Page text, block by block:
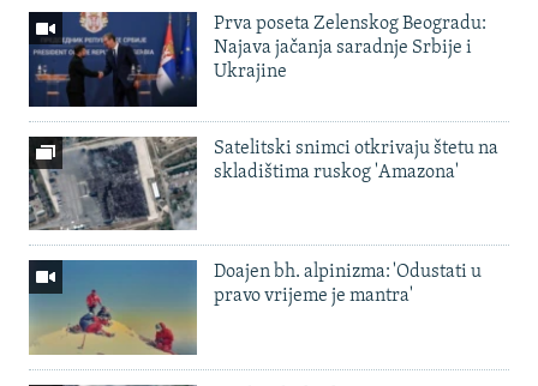
Prva poseta Zelenskog Beogradu:
Najava jačanja saradnje Srbije i
Ukrajine
Satelitski snimci otkrivaju štetu na
skladištima ruskog 'Amazona'
Doajen bh. alpinizma: 'Odustati u
pravo vrijeme je mantra'